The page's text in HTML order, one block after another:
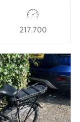
217.700